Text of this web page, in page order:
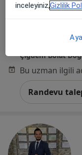
Çiğdem Bolat
Randevu
inceleyiniz,Gizlilik